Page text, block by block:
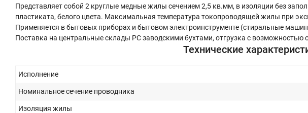
Представляет собой 2 круглые медные жилы сечением 2,5 кв.мм, в изоляции без
пластиката, белого цвета. Максимальная температура токопроводящей жилы при
Применяется в бытовых приборах и бытовом электроинструменте (стиральные
Поставка на центральные склады РС заводскими бухтами, отгрузка с возможностью
Технические
Исполнение
Номинальное сечение проводника
Изоляция жилы